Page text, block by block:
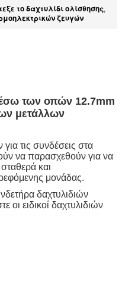
το δαχτυλίδι ολίσθησης,
ζευγών
των οπών 12.7mm
μετάλλων
τις συνδέσεις στα
να παρασχεθούν για να
και
μονάδας.
δαχτυλιδιών
οι ειδικοί δαχτυλιδιών